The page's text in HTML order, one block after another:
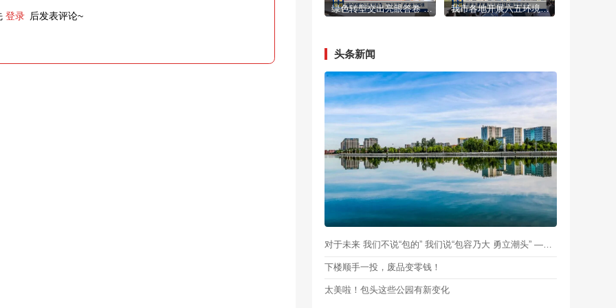
登录 后发表评论~
绿色转型交出亮眼答卷 “包头蓝”底色更加鲜明 我市各地开展六五环境日主题宣传活动
头条新闻
对于未来 我们不说“包的” 我们说“包容乃大 勇立潮头” ——三个包头青年的“梦想成真”记
下楼顺手一投，废品变零钱！
太美啦！包头这些公园有新变化